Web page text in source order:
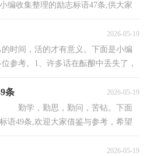
编收集整理的励志标语47条,供大家
2026-05-19
间，活的才有意义。下面是小编
参考。1、许多话在酝酿中丢失了，
条 2026-05-19
勤学，勤思，勤问，苦钻。下面
语49条,欢迎大家借鉴与参考，希望
2026-05-19